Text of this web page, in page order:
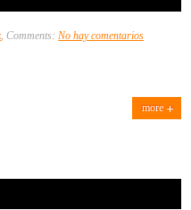
, Comments: No hay comentariosen
more